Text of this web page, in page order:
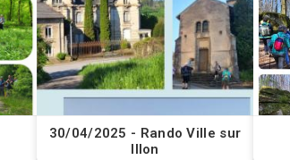
30/04/2025 - Rando Ville sur
Illon